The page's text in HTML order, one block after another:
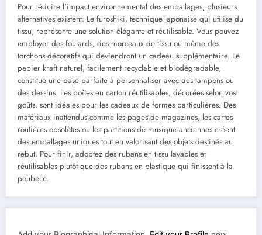
Pour réduire l'impact environnemental des emballages, plusieurs
alternatives existent. Le furoshiki, technique japonaise qui utilise du
tissu, représente une solution élégante et réutilisable. Vous pouvez
employer des foulards, des morceaux de tissu ou même des
torchons décoratifs qui deviendront un cadeau supplémentaire. Le
papier kraft naturel, facilement recyclable et biodégradable,
constitue une base parfaite à personnaliser avec des tampons ou
des dessins. Les boîtes en carton réutilisables, décorées selon vos
goûts, sont idéales pour les cadeaux de formes particulières. Des
matériaux inattendus comme les pages de magazines, les cartes
routières obsolètes ou les partitions de musique anciennes créent
des emballages uniques tout en valorisant des objets destinés au
rebut. Pour finir, adoptez des rubans en tissu lavables et
réutilisables plutôt que des rubans en plastique qui finissent à la
poubelle.